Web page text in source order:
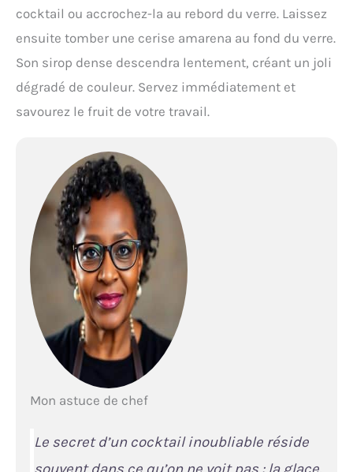
cocktail ou accrochez-la au rebord du verre. Laissez
ensuite tomber une cerise amarena au fond du verre.
Son sirop dense descendra lentement, créant un joli
dégradé de couleur. Servez immédiatement et
savourez le fruit de votre travail.
Mon astuce de chef
Le secret d’un cocktail inoubliable réside